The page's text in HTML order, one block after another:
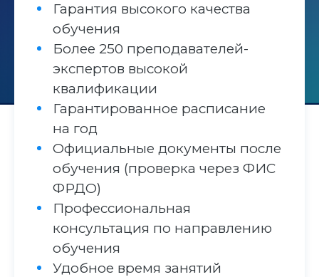
Гарантия высокого качества
обучения
Более 250 преподавателей-
экспертов высокой
квалификации
Гарантированное расписание
на год
Официальные документы после
обучения (проверка через ФИС
ФРДО)
Профессиональная
консультация по направлению
обучения
Удобное время занятий